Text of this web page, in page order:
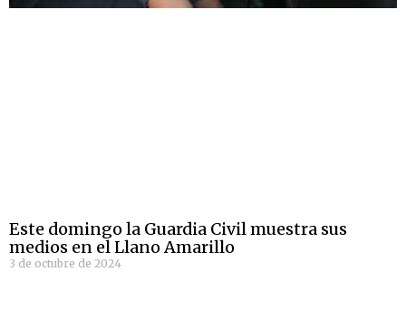
Este domingo la Guardia Civil muestra sus
medios en el Llano Amarillo
3 de octubre de 2024